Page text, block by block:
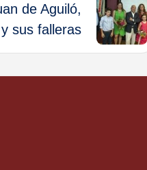
de Aguiló,
y sus falleras